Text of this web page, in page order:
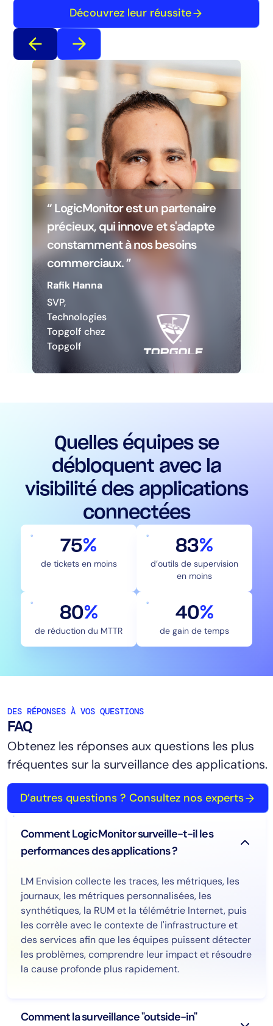
Découvrez leur réussite
“ LogicMonitor est un partenaire
précieux, qui innove et s'adapte
constamment à nos besoins
commerciaux. ”
Rafik Hanna
SVP,
Technologies
Topgolf chez
Topgolf
Quelles équipes se
débloquent avec la
visibilité des applications
connectées
75%
de tickets en moins
83%
d’outils de supervision
en moins
80%
de réduction du MTTR
40%
de gain de temps
DES RÉPONSES À VOS QUESTIONS
FAQ
Obtenez les réponses aux questions les plus
fréquentes sur la surveillance des applications.
D’autres questions ? Consultez nos experts
Comment LogicMonitor surveille-t-il les
performances des applications ?
LM Envision collecte les traces, les métriques, les
journaux, les métriques personnalisées, les
synthétiques, la RUM et la télémétrie Internet, puis
les corrèle avec le contexte de l'infrastructure et
des services afin que les équipes puissent détecter
les problèmes, comprendre leur impact et résoudre
la cause profonde plus rapidement.
Comment la surveillance "outside-in"